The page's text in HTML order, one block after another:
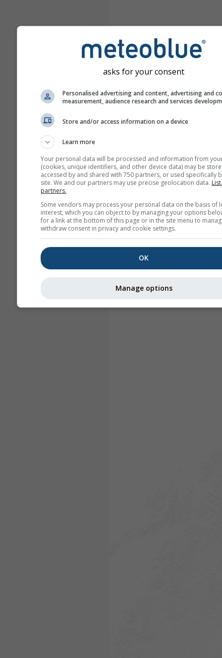
asks for your consent
Personalised advertising and content, advertising and
measurement, audience research and services
Store and/or access information on a device
Learn more
Your personal data will be processed and information from
(cookies, unique identifiers, and other device data) may be
accessed by and shared with 750 partners, or used specifically
site. We and our partners may use precise geolocation data.
partners.
Some vendors may process your personal data on the basis of
interest, which you can object to by managing your options
for a link at the bottom of this page or in the site menu to
withdraw consent in privacy and cookie settings.
OK
Manage options